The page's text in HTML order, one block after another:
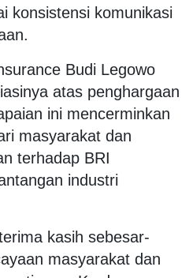
konsistensi komunikasi
Budi Legowo
atas penghargaan
ini mencerminkan
masyarakat dan
terhadap BRI
industri
kasih sebesar-
masyarakat dan